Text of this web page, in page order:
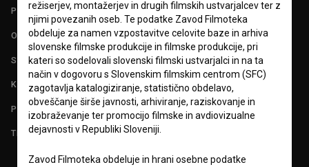
POGOJI UPORABE
O PROJEKTU
STATISTIKA
KONTAKT
POGOSTA VPRAŠANJA
TEST FUNKCIONALNOSTI
režiserjev, montažerjev in drugih filmskih ustvarjalcev ter z
njimi povezanih oseb. Te podatke Zavod Filmoteka
obdeluje za namen vzpostavitve celovite baze in arhiva
slovenske filmske produkcije in filmske produkcije, pri
kateri so sodelovali slovenski filmski ustvarjalci in na ta
način v dogovoru s Slovenskim filmskim centrom (SFC)
zagotavlja katalogiziranje, statistično obdelavo,
obveščanje širše javnosti, arhiviranje, raziskovanje in
izobraževanje ter promocijo filmske in avdiovizualne
dejavnosti v Republiki Sloveniji.
Zavod Filmoteka obdeluje in hrani osebne podatke